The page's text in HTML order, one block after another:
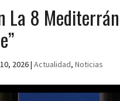
La 8
2026|Actualidad,Noticias